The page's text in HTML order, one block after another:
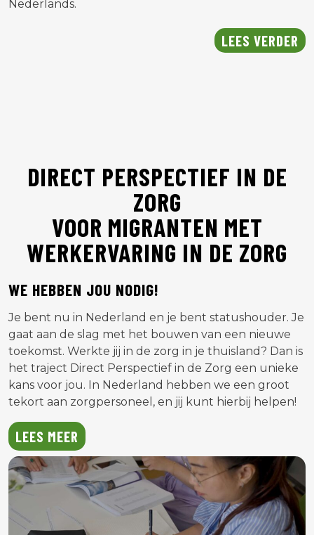
Nederlands.
LEES VERDER
DIRECT PERSPECTIEF IN DE
ZORG
VOOR MIGRANTEN MET
WERKERVARING IN DE ZORG
WE HEBBEN JOU NODIG!
Je bent nu in Nederland en je bent statushouder. Je
gaat aan de slag met het bouwen van een nieuwe
toekomst. Werkte jij in de zorg in je thuisland? Dan is
het traject Direct Perspectief in de Zorg een unieke
kans voor jou. In Nederland hebben we een groot
tekort aan zorgpersoneel, en jij kunt hierbij helpen!
LEES MEER